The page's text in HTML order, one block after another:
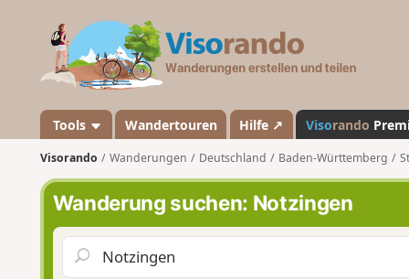
a
n
d
o
Tools Wandertouren Hilfe ↗ Visorando
Visorando Wanderungen Deutschland Baden-Württemberg
Wanderung suchen: Notzingen